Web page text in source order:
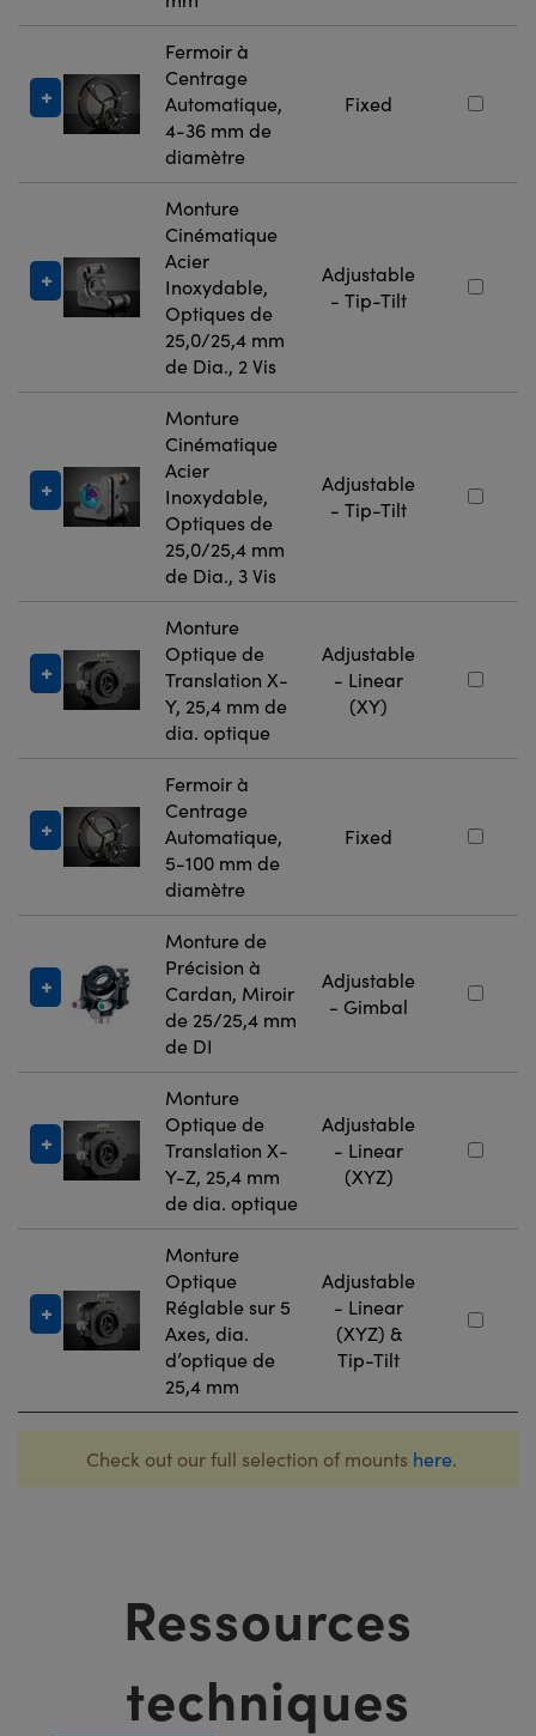
Fermoir à
Centrage
Automatique,
4-36 mm de
diamètre
Fixed
Monture
Cinématique
Acier
Inoxydable,
Optiques de
25,0/25,4 mm
de Dia., 2 Vis
Adjustable
- Tip-Tilt
Monture
Cinématique
Acier
Inoxydable,
Optiques de
25,0/25,4 mm
de Dia., 3 Vis
Adjustable
- Tip-Tilt
Monture
Optique de
Translation X-
Y, 25,4 mm de
dia. optique
Adjustable
- Linear
(XY)
Fermoir à
Centrage
Automatique,
5-100 mm de
diamètre
Fixed
Monture de
Précision à
Cardan, Miroir
de 25/25,4 mm
de DI
Adjustable
- Gimbal
Monture
Optique de
Translation X-
Y-Z, 25,4 mm
de dia. optique
Adjustable
- Linear
(XYZ)
Monture
Optique
Réglable sur 5
Axes, dia.
d’optique de
25,4 mm
Adjustable
- Linear
(XYZ) &
Tip-Tilt
Check out our full selection of mounts here.
Ressources
techniques